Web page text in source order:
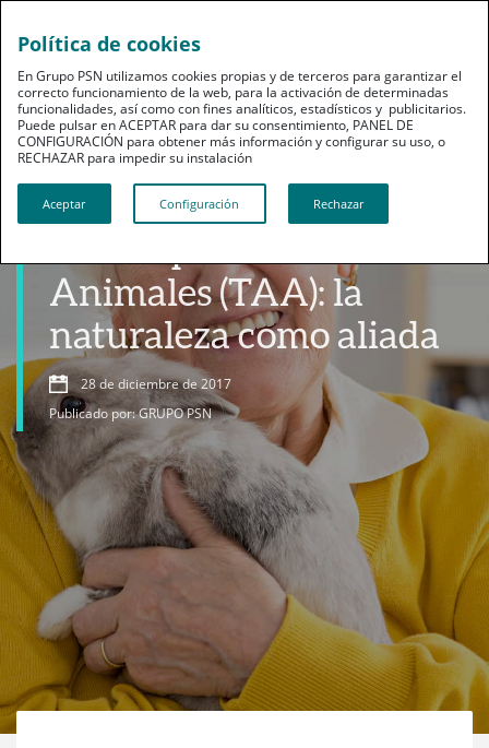
Dependencia
Animales (TAA): la
naturaleza como aliada
28 de diciembre de 2017
Publicado por: GRUPO PSN
Política de cookies
En Grupo PSN utilizamos cookies propias y de terceros para garantizar el
correcto funcionamiento de la web, para la activación de determinadas
funcionalidades, así como con fines analíticos, estadísticos y publicitarios.
Puede pulsar en ACEPTAR para dar su consentimiento, PANEL DE
CONFIGURACIÓN para obtener más información y configurar su uso, o
RECHAZAR para impedir su instalación​​​​​​​
Aceptar Configuración Rechazar